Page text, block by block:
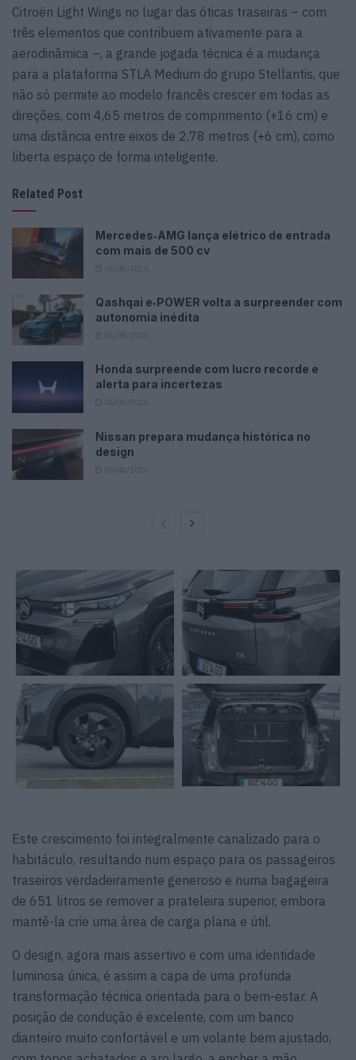
Citroën Light Wings no lugar das óticas traseiras – com
três elementos que contribuem ativamente para a
aerodinâmica –, a grande jogada técnica é a mudança
para a plataforma STLA Medium do grupo Stellantis, que
não só permite ao modelo francês crescer em todas as
direções, com 4,65 metros de comprimento (+16 cm) e
uma distância entre eixos de 2,78 metros (+6 cm), como
liberta espaço de forma inteligente.
Related Post
Mercedes‑AMG lança elétrico de entrada
com mais de 500 cv
Qashqai e‑POWER volta a surpreender com
autonomia inédita
Honda surpreende com lucro recorde e
alerta para incertezas
Nissan prepara mudança histórica no
design
Este crescimento foi integralmente canalizado para o
habitáculo, resultando num espaço para os passageiros
traseiros verdadeiramente generoso e numa bagageira
de 651 litros se remover a prateleira superior, embora
mantê-la crie uma área de carga plana e útil.
O design, agora mais assertivo e com uma identidade
luminosa única, é assim a capa de uma profunda
transformação técnica orientada para o bem-estar. A
posição de condução é excelente, com um banco
dianteiro muito confortável e um volante bem ajustado,